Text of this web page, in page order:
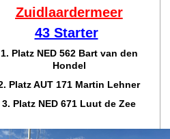
Zuidlaardermeer
43 Starter
1. Platz NED 562 Bart van den
Hondel
Platz AUT 171 Martin Lehner
3. Platz NED 671 Luut de Zee